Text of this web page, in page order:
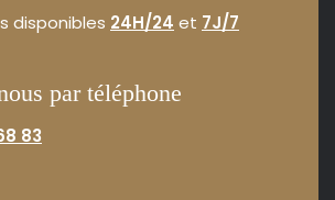
disponibles 24H/24 et 7J/7
par téléphone
83